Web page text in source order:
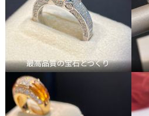
最高品質の宝石とつくり